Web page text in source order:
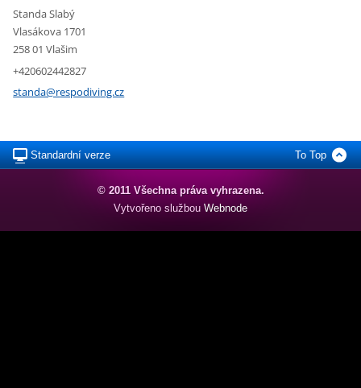
Standa Slabý
Vlasákova 1701
258 01 Vlašim
+420602442827
standa@respodiving.cz
Standardní verze To Top
© 2011 Všechna práva vyhrazena.
Vytvořeno službou Webnode